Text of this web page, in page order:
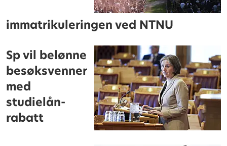
immatrikuleringen ved NTNU
Sp vil belønne
besøksvenner
med
studielån-
rabatt